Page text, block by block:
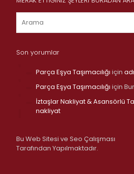
Son yorumlar
Parça Eşya Taşımacılığı için
Parça Eşya Taşımacılığı için
İztaşlar Nakliyat & Asansörlü
nakliyat
Bu Web Sitesi ve Seo Çalışması
Tarafından Yapılmaktadır.